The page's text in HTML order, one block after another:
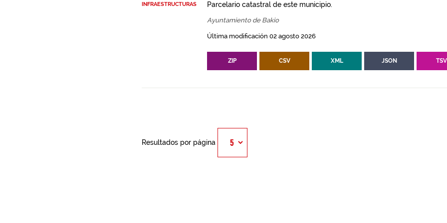
INFRAESTRUCTURAS
Parcelario catastral de este municipio.
Ayuntamiento de Bakio
Última modificación 02 agosto 2026
ZIP CSV XML JSON TSV
Resultados por página